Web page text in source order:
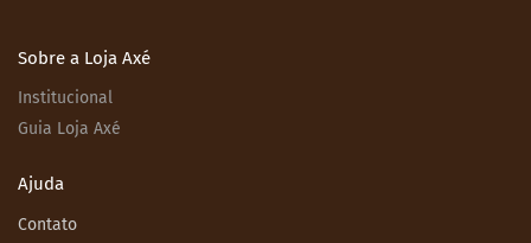
Sobre a Loja Axé
Institucional
Guia Loja Axé
Ajuda
Contato